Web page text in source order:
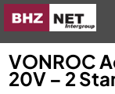
VONROC
20V – 2